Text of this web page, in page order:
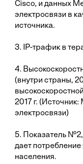
Cisco, и данных
электросвязи в
источника.
3. IP-трафик в
4.
(внутри страны,
2017 г.
электросвязи)
5. Показатель
дает
населения.